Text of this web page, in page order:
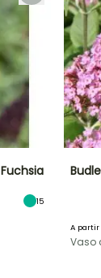
15
A partir
Vaso